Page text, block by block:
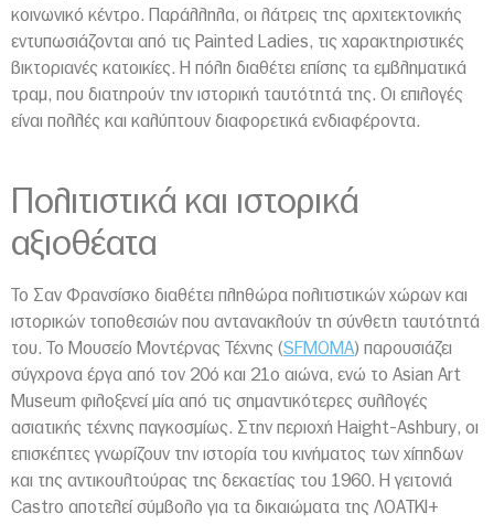
κοινωνικό κέντρο. Παράλληλα, οι λάτρεις της αρχιτεκτονικής
εντυπωσιάζονται από τις Painted Ladies, τις χαρακτηριστικές
βικτοριανές κατοικίες. Η πόλη διαθέτει επίσης τα εμβληματικά
τραμ, που διατηρούν την ιστορική ταυτότητά της. Οι επιλογές
είναι πολλές και καλύπτουν διαφορετικά ενδιαφέροντα.
Πολιτιστικά και ιστορικά
αξιοθέατα
Το Σαν Φρανσίσκο διαθέτει πληθώρα πολιτιστικών χώρων και
ιστορικών τοποθεσιών που αντανακλούν τη σύνθετη ταυτότητά
του. Το Μουσείο Μοντέρνας Τέχνης (SFMOMA) παρουσιάζει
σύγχρονα έργα από τον 20ό και 21ο αιώνα, ενώ το Asian Art
Museum φιλοξενεί μία από τις σημαντικότερες συλλογές
ασιατικής τέχνης παγκοσμίως. Στην περιοχή Haight-Ashbury, οι
επισκέπτες γνωρίζουν την ιστορία του κινήματος των χίπηδων
και της αντικουλτούρας της δεκαετίας του 1960. Η γειτονιά
Castro αποτελεί σύμβολο για τα δικαιώματα της ΛΟΑΤΚΙ+